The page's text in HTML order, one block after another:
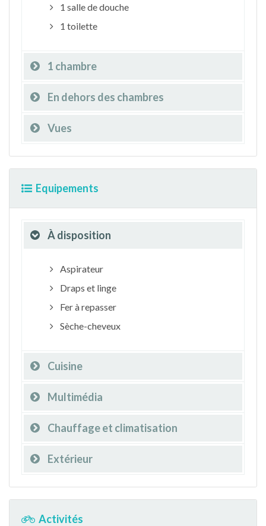
1 salle de douche
1 toilette
1 chambre
En dehors des chambres
Vues
Equipements
À disposition
Aspirateur
Draps et linge
Fer à repasser
Sèche-cheveux
Cuisine
Multimédia
Chauffage et climatisation
Extérieur
Activités